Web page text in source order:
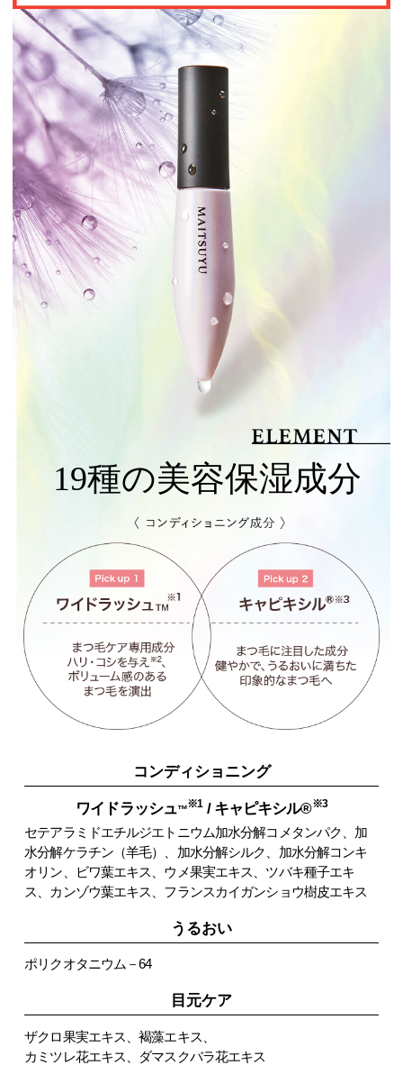
19種の美容保湿成分
コンディショニング
ワイドラッシュ™
※1/ キャピキシル®※3
セテアラミドエチルジエトニウム加水分解コメタンパク、加
水分解ケラチン（羊毛）、加水分解シルク、加水分解コンキ
オリン、ビワ葉エキス、ウメ果実エキス、ツバキ種子エキ
ス、カンゾウ葉エキス、フランスカイガンショウ樹皮エキス
うるおい
ポリクオタニウム－64
目元ケア
ザクロ果実エキス、褐藻エキス、
カミツレ花エキス、ダマスクバラ花エキス